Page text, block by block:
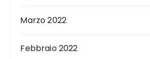
Marzo 2022
Febbraio 2022